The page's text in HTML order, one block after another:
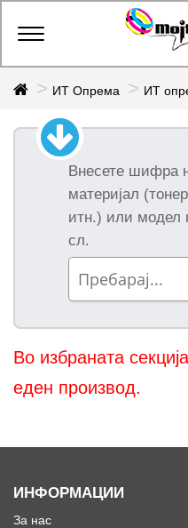
Toggle
ИТ Опрема ИТ
Внесете шифра
материјал
итн.) или модел
сл.
Во избраната
еден производ.
ИНФОРМАЦИИ
За нас